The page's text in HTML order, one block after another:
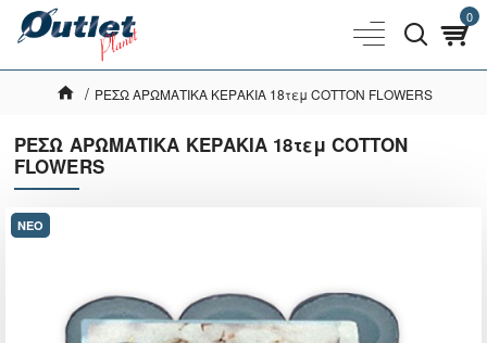
0
ΡΕΣΩ ΑΡΩΜΑΤΙΚΑ ΚΕΡΑΚΙΑ 18τεμ COTTON FLOWERS
ΡΕΣΩ ΑΡΩΜΑΤΙΚΑ ΚΕΡΑΚΙΑ 18τεμ COTTON
FLOWERS
ΝΕΟ